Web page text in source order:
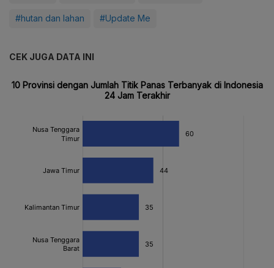
#hutan dan lahan #Update Me
CEK JUGA DATA INI